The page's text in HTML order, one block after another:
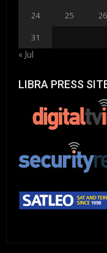
24
25 26
31
« Jul
LIBRA PRESS